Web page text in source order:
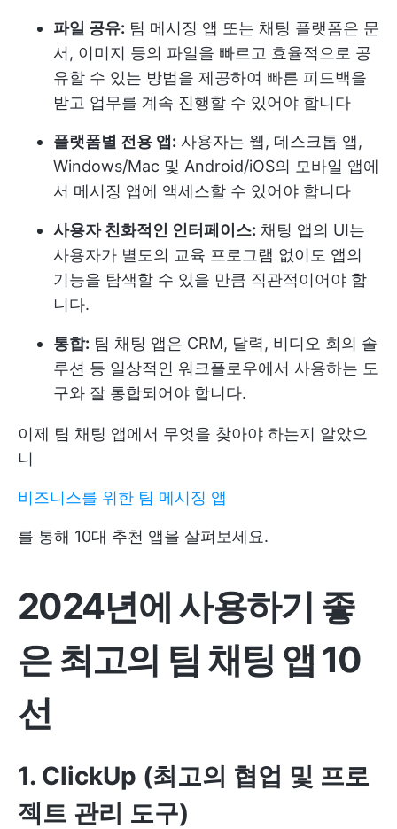
파일 공유: 팀 메시징 앱 또는 채팅 플랫폼은 문
서, 이미지 등의 파일을 빠르고 효율적으로 공
유할 수 있는 방법을 제공하여 빠른 피드백을
받고 업무를 계속 진행할 수 있어야 합니다
플랫폼별 전용 앱: 사용자는 웹, 데스크톱 앱,
Windows/Mac 및 Android/iOS의 모바일 앱에
서 메시징 앱에 액세스할 수 있어야 합니다
사용자 친화적인 인터페이스: 채팅 앱의 UI는
사용자가 별도의 교육 프로그램 없이도 앱의
기능을 탐색할 수 있을 만큼 직관적이어야 합
니다.
통합: 팀 채팅 앱은 CRM, 달력, 비디오 회의 솔
루션 등 일상적인 워크플로우에서 사용하는 도
구와 잘 통합되어야 합니다.
이제 팀 채팅 앱에서 무엇을 찾아야 하는지 알았으
니
비즈니스를 위한 팀 메시징 앱
를 통해 10대 추천 앱을 살펴보세요.
2024년에 사용하기 좋
은 최고의 팀 채팅 앱 10
선
1. ClickUp (최고의 협업 및 프로
젝트 관리 도구)